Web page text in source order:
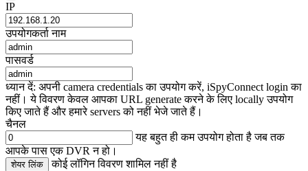
IP
उपयोगकर्ता नाम
पासवर्ड
ध्यान दें: अपनी camera credentials का उपयोग करें, iSpyConnect login का
नहीं। ये विवरण केवल आपका URL generate करने के लिए locally उपयोग
किए जाते हैं और हमारे servers को नहीं भेजे जाते हैं।
चैनल
यह बहुत ही कम उपयोग होता है जब तक
आपके पास एक DVR न हो।
शेयर लिंक कोई लॉगिन विवरण शामिल नहीं है